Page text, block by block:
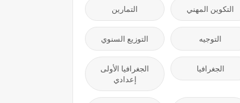
التكوين المهني التمارين
التوجيه التوزيع السنوي
الجغرافيا
الجغرافيا الأولى
إعدادي